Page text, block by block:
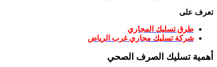
تعرف على
طرق تسليك المجاري
شركة تسليك مجاري غرب الرياض
أهمية تسليك الصرف الصحي